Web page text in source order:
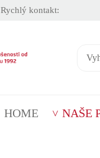
Rychlý kontakt:
HOME NAŠE